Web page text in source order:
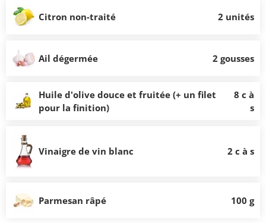
Citron non-traité 2 unités
Ail dégermée 2 gousses
Huile d'olive douce et fruitée (+ un filet
pour la finition)
8 c à
s
Vinaigre de vin blanc 2 c à s
Parmesan râpé 100 g